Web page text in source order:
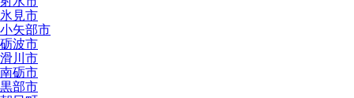
氷見市
小矢部市
砺波市
滑川市
南砺市
黒部市